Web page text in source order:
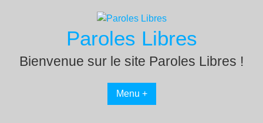
Paroles Libres
Bienvenue sur le site Paroles Libres !
Menu +